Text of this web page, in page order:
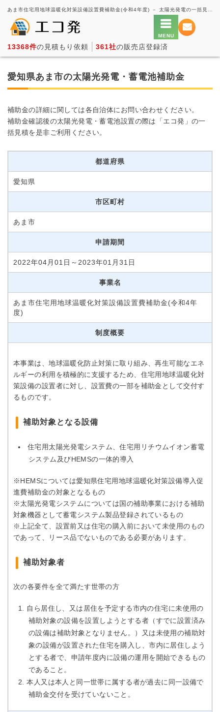
13368件の見積もり依頼 361社の販売店登録済
愛知県あま市の太陽光発電・蓄電池補助金
補助金の詳細に関しては各自治体にお問い合わせください。
補助金確認後の太陽光発電・蓄電池設置の際は「エコ発」の一
括見積を是非ご利用ください。
都道府県
愛知県
市区町村
あま市
申請期間
2022年04月01日～2023年01月31日
事業名
あま市住宅用地球温暖化対策設備設置費補助金(令和4年
度)
制度概要
本事業は、地球温暖化防止対策に取り組み、再生可能なエネ
ルギーの利用を積極的に支援するため、住宅用地球温暖化対
策設備の設置者に対し、設置費の一部を補助金として交付す
るものです。
補助対象となる設備
住宅用太陽光発電システム、住宅用リチウムイオン蓄電
システム及びHEMSの一体的導入
※HEMSについては愛知県住宅用地球温暖化対策設備導入促
進費補助金の対象となるもの
※太陽光発電システムについては国の補助事業における補助
対象機器として蓄電システム製品登録されているもの
※上記全て、設置前又は住宅の購入前において未使用のもの
であって、リース品でないものである必要があります。
補助対象者
次の各要件を全て満たす世帯の方
自ら居住し、又は居住を予定する市内の住宅に未使用の
補助対象の設備を設置しようとする者（すでに設置済み
の設備は補助対象となりません。）又は未使用の補助対
象の設備が設置された住宅を購入し、市内に居住しよう
とする者で、申請年度内に設備の運用を開始できるもの
であること。
本人又は本人と同一世帯に属する者が過去に同一設備で
補助金交付を受けていないこと。